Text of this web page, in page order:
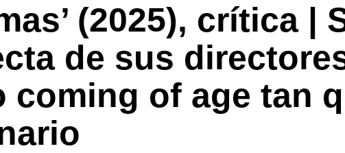
(2025), crítica
de sus
coming of age tan